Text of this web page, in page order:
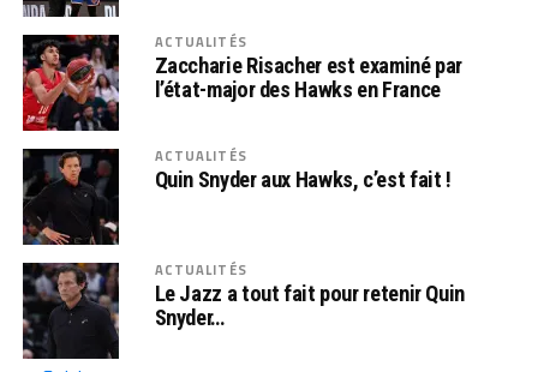
ACTUALITÉS
Zaccharie Risacher est examiné par
l’état-major des Hawks en France
ACTUALITÉS
Quin Snyder aux Hawks, c’est fait !
ACTUALITÉS
Le Jazz a tout fait pour retenir Quin
Snyder…